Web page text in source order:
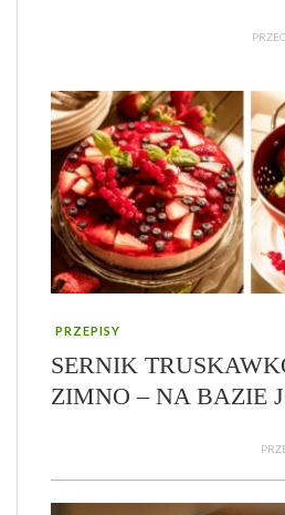
PRZEPISY
SERNIK
ZIMNO – NA BAZIE